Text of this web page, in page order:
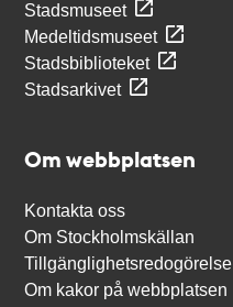
Stadsmuseet
Medeltidsmuseet
Stadsbiblioteket
Stadsarkivet
Om webbplatsen
Kontakta oss
Om Stockholmskällan
Tillgänglighetsredogörelse
Om kakor på webbplatsen